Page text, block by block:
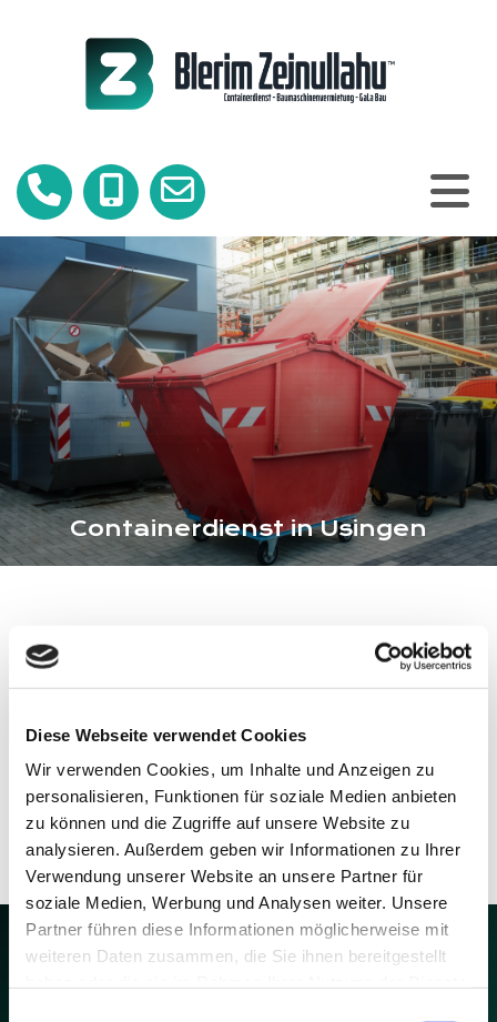
Diese Webseite verwendet Cookies
Wir verwenden Cookies, um Inhalte und Anzeigen zu
personalisieren, Funktionen für soziale Medien anbieten
zu können und die Zugriffe auf unsere Website zu
analysieren. Außerdem geben wir Informationen zu Ihrer
Verwendung unserer Website an unsere Partner für
soziale Medien, Werbung und Analysen weiter. Unsere
Partner führen diese Informationen möglicherweise mit
weiteren Daten zusammen, die Sie ihnen bereitgestellt
Containerdienst in Usingen
und anderen zu entsorgenden Gütern bieten wir Ihnen
verschiedeneContainermit einem Fassungsvermögen
Ihnen unsereContainer innerhalb von 24 Stunden
Verfügung. Auch um das Abholen des Containers sowie
das fachgerechte Entsorgen des Inhalts kümmern wir
uns.